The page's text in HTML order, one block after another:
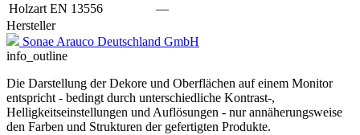
Holzart EN 13556
—
Hersteller
Sonae Arauco Deutschland GmbH
info_outline
Die Darstellung der Dekore und Oberflächen auf einem Monitor
entspricht - bedingt durch unterschiedliche Kontrast-,
Helligkeitseinstellungen und Auflösungen - nur annäherungsweise
den Farben und Strukturen der gefertigten Produkte.